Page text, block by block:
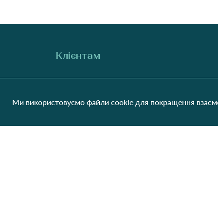
Клієнтам
Співпраця
Блог
Ми використовуємо файли cookie для покращення